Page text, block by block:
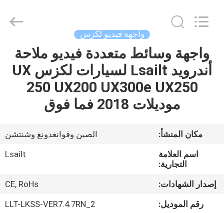
منزل،
بيت
منتجات
أشرطة
فيديو
معلومات
Electron
Co.,Ltd.
واجهة فيديو لكزس
واجهة وسائط متعددة فيديو ملاحة
أندرويد Lsailt لسيارات لكزس UX
250 UX200 UX300e UX250
موديلات 2018 فما فوق
مكان المنشأ:
الصين وقوانغدونغ وشنتشن
اسم العلامة
التجارية:
Lsailt
إصدار الشهادات:
CE, RoHs
رقم الموديل:
LLT-LKSS-VER7.4.7RN_2